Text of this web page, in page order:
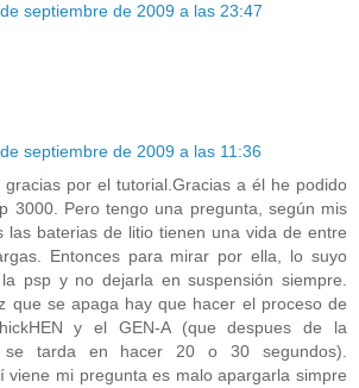
septiembre de 2009 a las 23:47
septiembre de 2009 a las 11:36
gracias por el tutorial.Gracias a él he podido
3000. Pero tengo una pregunta, según mis
las baterias de litio tienen una vida de entre
Entonces para mirar por ella, lo suyo
psp y no dejarla en suspensión siempre.
que se apaga hay que hacer el proceso de
y el GEN-A (que despues de la
se tarda en hacer 20 o 30 segundos).
viene mi pregunta es malo apargarla simpre